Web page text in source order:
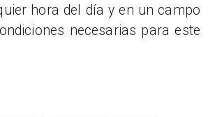
hora del día y en un campo
necesarias para este